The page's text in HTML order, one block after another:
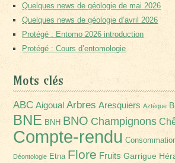
Quelques news de géologie de mai 2026
Quelques news de géologie d’avril 2026
Protégé : Entomo 2026 introduction
Protégé : Cours d’entomologie
Mots clés
ABC Aigoual Arbres Aresquiers Aztèque
BNE BNH BNO Champignons
Compte-rendu
Déontologie Etna Flore Fruits Garrigue